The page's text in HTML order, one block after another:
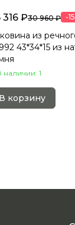
316 ₽30 960 ₽ -
из
43*34*15 из
наличии: 1
В корзину